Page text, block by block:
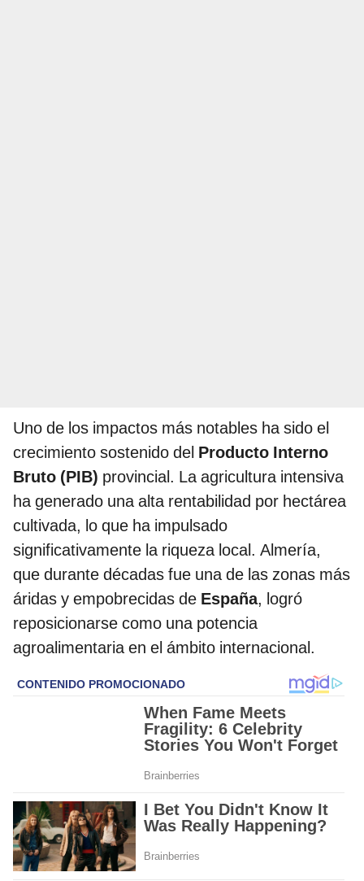
Uno de los impactos más notables ha sido el
crecimiento sostenido del Producto Interno
Bruto (PIB) provincial. La agricultura intensiva
ha generado una alta rentabilidad por hectárea
cultivada, lo que ha impulsado
significativamente la riqueza local. Almería,
que durante décadas fue una de las zonas más
áridas y empobrecidas de España, logró
reposicionarse como una potencia
agroalimentaria en el ámbito internacional.